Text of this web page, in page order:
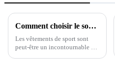
Comment choisir le soutien-gorge de sport qui vous convient
Les vêtements de sport sont
peut-être un incontournable du